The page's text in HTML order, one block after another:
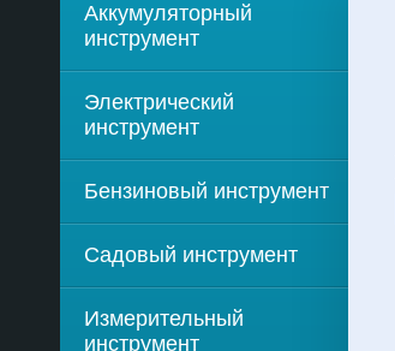
Аккумуляторный
инструмент
Электрический
инструмент
Бензиновый инструмент
Садовый инструмент
Измерительный
инструмент